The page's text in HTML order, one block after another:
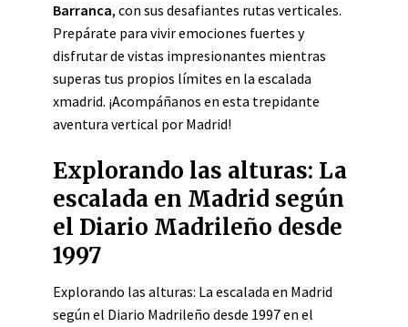
Barranca, con sus desafiantes rutas verticales.
Prepárate para vivir emociones fuertes y
disfrutar de vistas impresionantes mientras
superas tus propios límites en la escalada
xmadrid. ¡Acompáñanos en esta trepidante
aventura vertical por Madrid!
Explorando las alturas: La
escalada en Madrid según
el Diario Madrileño desde
1997
Explorando las alturas: La escalada en Madrid
según el Diario Madrileño desde 1997 en el